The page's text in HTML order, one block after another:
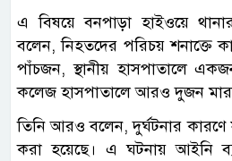
এ বিষয়ে বনপাড়া হাইওয়ে
বলেন, নিহতদের পরিচয় শনাক্তে
পাঁচজন, স্থানীয় হাসপাতালে
কলেজ হাসপাতালে আরও দুজন
তিনি আরও বলেন, দুর্ঘটনার কারণে
করা হয়েছে। এ ঘটনায় আইনি